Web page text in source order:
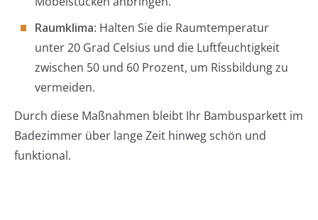
Raumklima: Halten Sie die Raumtemperatur
unter 20 Grad Celsius und die Luftfeuchtigkeit
zwischen 50 und 60 Prozent, um Rissbildung zu
vermeiden.
Durch diese Maßnahmen bleibt Ihr Bambusparkett im
Badezimmer über lange Zeit hinweg schön und
funktional.